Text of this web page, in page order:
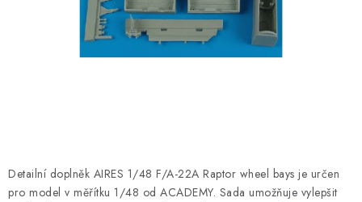
SKY RIDERS COFFEE
Velkoobchod (B2B)
FAQ Hromadná objednávka
Detailní doplněk AIRES 1/48 F/A-22A Raptor wheel bays je určen
pro model v měřítku 1/48 od ACADEMY. Sada umožňuje vylepšit